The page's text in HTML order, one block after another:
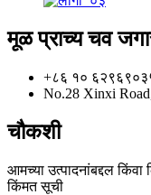
मूळ प्राच्य चव
+८६ १०
No.28 Xinxi
चौकशी
आमच्या उत्पादनांबद्दल
किंमत सूची